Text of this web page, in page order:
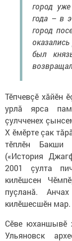
город
года – в
город
был
Тӗпчевçӗ хăйӗн
урлă ярса
çулчченех
X ӗмӗрте çак
тӗплӗн
(«История
2001 çулта
килӗшсен
пуçланă.
килӗшесшӗн мар.
Сӗве юханшывӗ
Ульяновск